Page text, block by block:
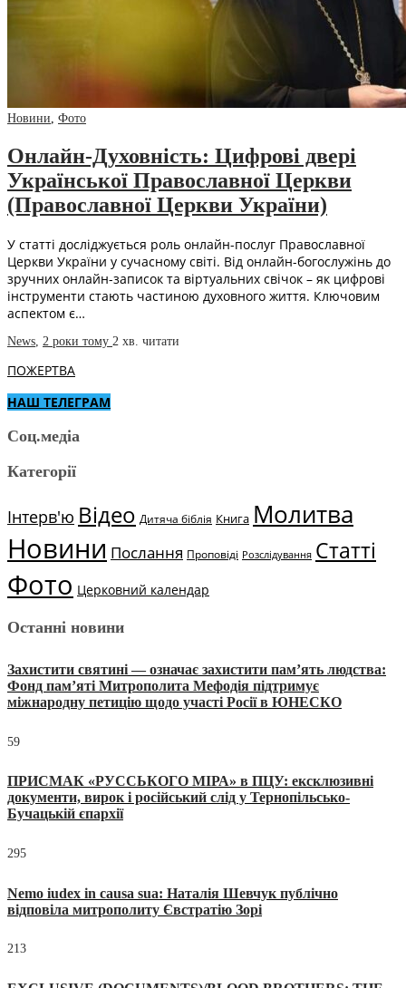
Новини, Фото
Онлайн-Духовність: Цифрові двері
Української Православної Церкви
(Православної Церкви України)
У статті досліджується роль онлайн-послуг Православної
Церкви України у сучасному світі. Від онлайн-богослужінь до
зручних онлайн-записок та віртуальних свічок – як цифрові
інструменти стають частиною духовного життя. Ключовим
аспектом є…
News, 2 роки тому 2 хв. читати
ПОЖЕРТВА
НАШ ТЕЛЕГРАМ
Соц.медіа
Категорії
Інтерв'ю Відео Дитяча біблія Книга Молитва
Новини Послання Проповіді Розслідування Статті
Фото Церковний календар
Останні новини
Захистити святині — означає захистити пам’ять людства:
Фонд пам’яті Митрополита Мефодія підтримує
міжнародну петицію щодо участі Росії в ЮНЕСКО
59
ПРИСМАК «РУССЬКОГО МІРА» в ПЦУ: ексклюзивні
документи, вирок і російський слід у Тернопільсько-
Бучацькій єпархії
295
Nemo iudex in causa sua: Наталія Шевчук публічно
відповіла митрополиту Євстратію Зорі
213